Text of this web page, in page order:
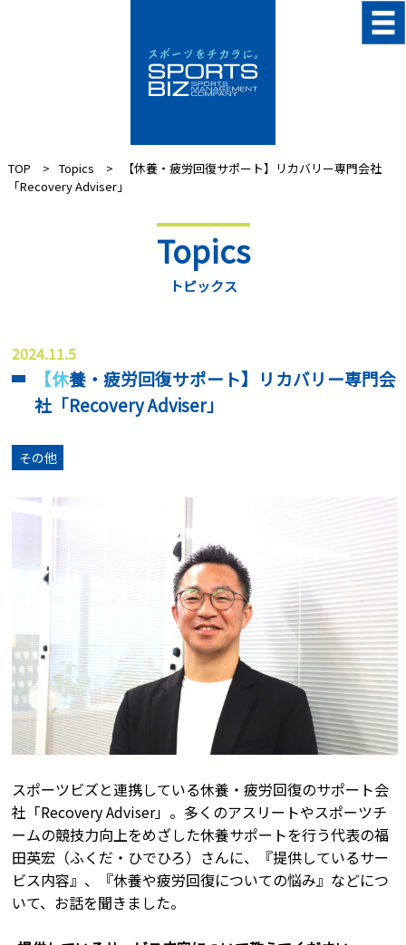
TOP Topics
【休養・疲労回復サポート】リカバリー専門会社
「Recovery Adviser」
Topics
トピックス
2024.11.5
【休養・疲労回復サポート】リカバリー専門会
社「Recovery Adviser」
その他
スポーツビズと連携している休養・疲労回復のサポート会
社「Recovery Adviser」。多くのアスリートやスポーツチ
ームの競技力向上をめざした休養サポートを行う代表の福
田英宏（ふくだ・ひでひろ）さんに、『提供しているサー
ビス内容』、『休養や疲労回復についての悩み』などにつ
いて、お話を聞きました。